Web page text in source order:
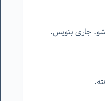
جاری بنویس.